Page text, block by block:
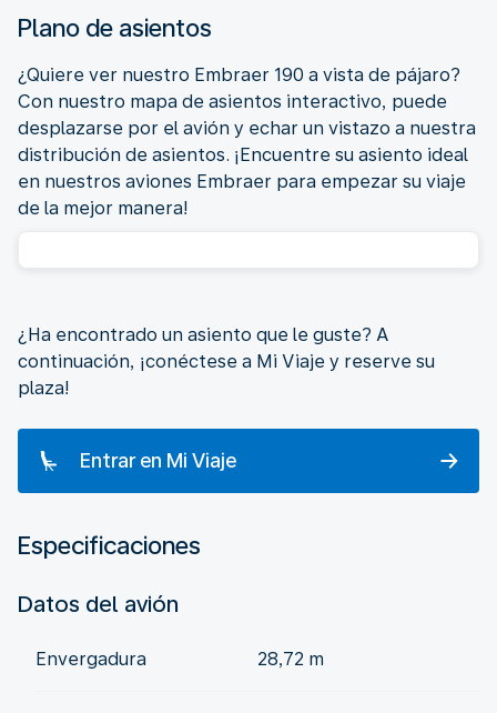
Plano de asientos
¿Quiere ver nuestro Embraer 190 a vista de pájaro?
Con nuestro mapa de asientos interactivo, puede
desplazarse por el avión y echar un vistazo a nuestra
distribución de asientos. ¡Encuentre su asiento ideal
en nuestros aviones Embraer para empezar su viaje
de la mejor manera!
¿Ha encontrado un asiento que le guste? A
continuación, ¡conéctese a Mi Viaje y reserve su
plaza!
Entrar en Mi Viaje
Especificaciones
Datos del avión
Envergadura 28,72 m